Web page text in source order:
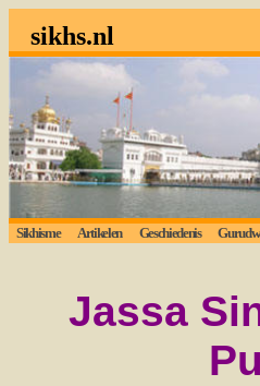
sikhs.nl
Sikhisme Artikelen Geschiedenis
Jassa